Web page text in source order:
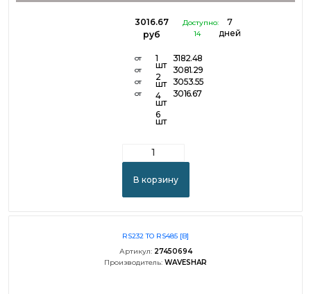
3016.67
руб
Доступно:
14
7
дней
от
от
от
от
1
шт
2
шт
4
шт
6
шт
3182.48
3081.29
3053.55
3016.67
В корзину
RS232 TO RS485 [B]
Артикул: 27450694
Производитель: WAVESHAR